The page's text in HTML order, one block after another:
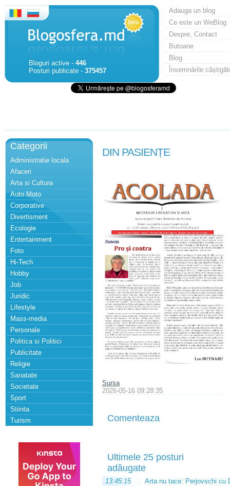
Bloguri active - 446
Posturi publicate - 375457
Adauga un blog
Ce este un WeBlog
Despre, Contact
Butoane
Blog
Însemnările
Categorii
Administratie locala
Afaceri
Arta si Cultura
Auto Moto
Corporative
Divertisment
Ecologie
Entertainment
Foto
Hi-Tech
Hobby
Job
Juridic
Lifestyle
Mass-media
Personale
Politica si Politici
Publicitate
Religie
Sanatate
Societate
Sport
Stiinta
Turism
DIN PASIENȚE
Sursa
2026-05-16 09:28:35
Comenteaza
Ultimele 25 posturi
adăugate
13:45:15
Arta nu tace: Perjovschi cu